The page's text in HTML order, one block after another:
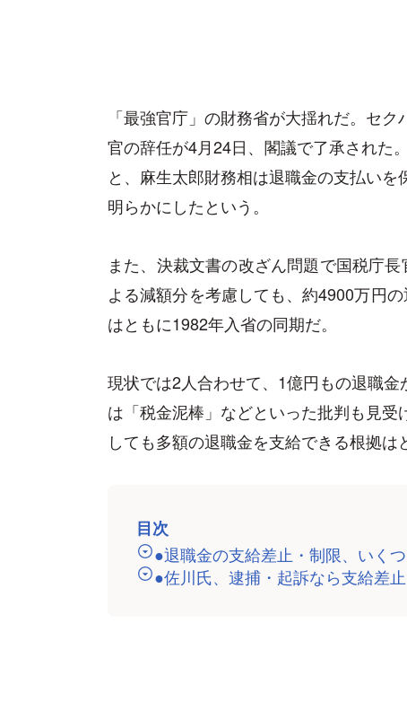
「最強官庁」の財務省が大揺れだ。セ
官の辞任が4月24日、閣議で了承された
と、麻生太郎財務相は退職金の支払い
明らかにしたという。
また、決裁文書の改ざん問題で国税庁
よる減額分を考慮しても、約4900万円
はともに1982年入省の同期だ。
現状では2人合わせて、1億円もの退職
は「税金泥棒」などといった批判も見
しても多額の退職金を支給できる根拠は
目次
●退職金の支給差止・制限、いく
●佐川氏、逮捕・起訴なら支給差